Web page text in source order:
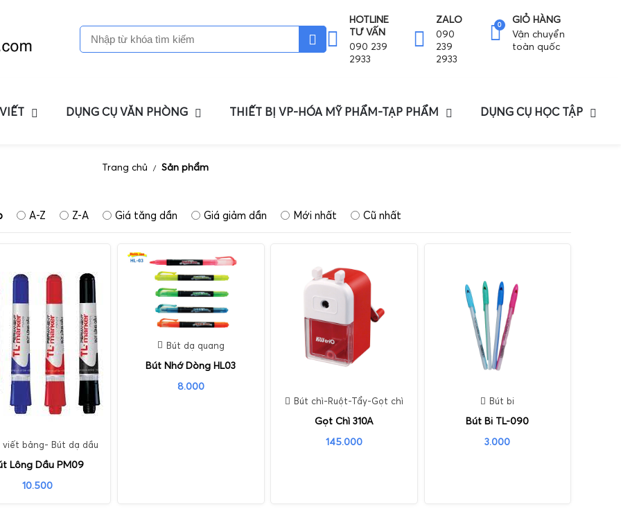
HOTLINE
TƯ VẤN
090 239
2933
ZALO
090
239
2933
0
GIỎ HÀNG
Vận chuyển
toàn quốc
DỤNG CỤ VĂN PHÒNG THIẾT BỊ VP-HÓA MỸ PHẨM-TẠP PHẨM DỤNG CỤ HỌC TẬP
Trang chủ / Sản phẩm
A-Z Z-A Giá tăng dần Giá giảm dần Mới nhất Cũ nhất
viết bảng- Bút dạ dầu
Lông Dầu PM09
10.500
Bút dạ quang
Bút Nhớ Dòng HL03
8.000
Bút chì-Ruột-Tẩy-Gọt chì
Gọt Chì 310A
145.000
Bút bi
Bút Bi TL-090
3.000